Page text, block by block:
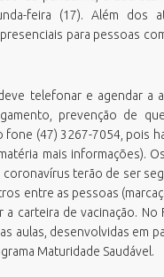
de Pessoas
e Sustentabilidade
Idosa
e Desenvolvimento
Geral do Município
Pública
Boletim de Débitos
de Guias para Pagamento
Alvará (VISA e TLL)
Eletrônica
Frequentes
Alvará Fazendário Eletrônico
Alvará Sanitário Eletrônico
Parecer Técnico Saúde
Certidão Negativa de Débitos
feira (17). Além dos
para pessoas
telefonar e agendar a
prevenção de
(47) 3267-7054, pois
mais informações).
terão de ser
entre as pessoas
carteira de vacinação. No
aulas, desenvolvidas em
Maturidade Saudável.